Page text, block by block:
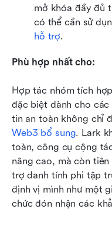
mở khóa đầy đủ
có thể cần sử
hỗ trợ.
Phù hợp nhất cho:
Hợp tác nhóm tích
đặc biệt dành cho
tin an toàn không chỉ
Web3 bổ sung. Lark
toàn, công cụ cộng
nâng cao, mà còn
trợ danh tính phi tập
định vị mình như một
chức đón nhận các